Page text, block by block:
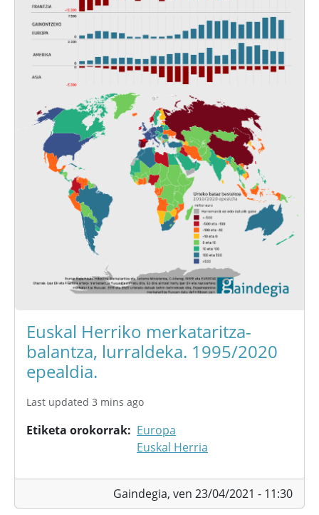
Euskal Herriko merkataritza-
balantza, lurraldeka. 1995/2020
epealdia.
Last updated 3 mins ago
Etiketa orokorrak
Europa
Euskal Herria
Gaindegia, ven 23/04/2021 - 11:30